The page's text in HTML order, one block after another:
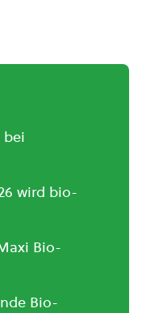
bei
wird bio-
Bio-
Bio-